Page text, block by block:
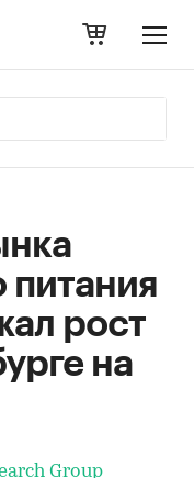
питания
рост
на
Group